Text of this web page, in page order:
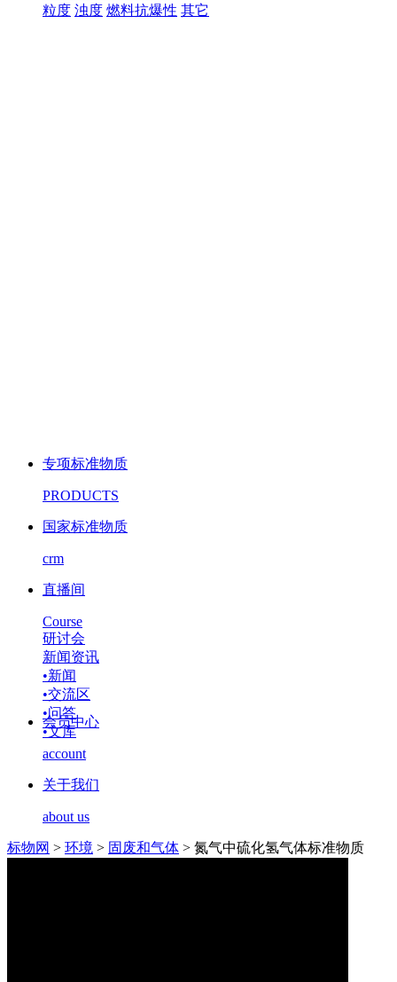
粒度 浊度 燃料抗爆性 其它
专项标准物质
PRODUCTS
国家标准物质
crm
直播间
Course
研讨会
新闻资讯
•新闻
•交流区
•问答
•文库
会员中心
account
关于我们
about us
标物网 > 环境 > 固废和气体 > 氮气中硫化氢气体标准物质